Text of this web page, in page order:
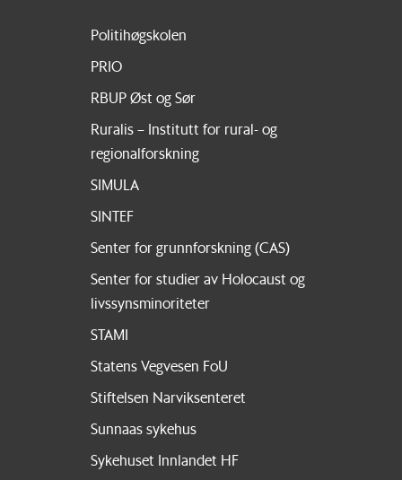
Politihøgskolen
PRIO
RBUP Øst og Sør
Ruralis – Institutt for rural- og
regionalforskning
SIMULA
SINTEF
Senter for grunnforskning (CAS)
Senter for studier av Holocaust og
livssynsminoriteter
STAMI
Statens Vegvesen FoU
Stiftelsen Narviksenteret
Sunnaas sykehus
Sykehuset Innlandet HF